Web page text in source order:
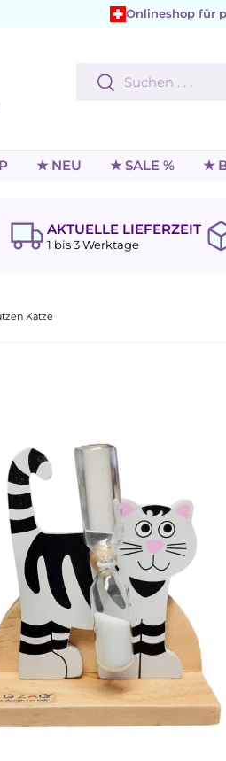
Onlineshop für
Suchen
Suchen
★ NEU ★ SALE % ★
AKTUELLE LIEFERZEIT
1 bis 3 Werktage
Katze